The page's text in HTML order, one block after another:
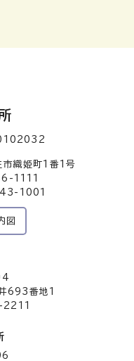
織姫町1番1号
1111
43-1001
図
693番地1
2211